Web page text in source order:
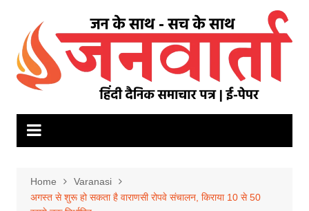
content
Home
Varanasi
अगस्त से शुरू हो सकता है वाराणसी रोपवे संचालन, किराया 10 से 50